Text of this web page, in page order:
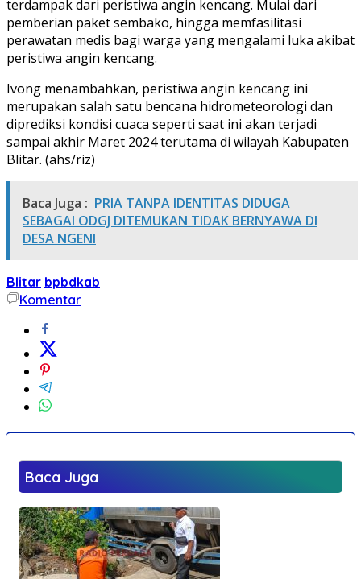
terdampak dari peristiwa angin kencang. Mulai dari
pemberian paket sembako, hingga memfasilitasi
perawatan medis bagi warga yang mengalami luka akibat
peristiwa angin kencang.
Ivong menambahkan, peristiwa angin kencang ini
merupakan salah satu bencana hidrometeorologi dan
diprediksi kondisi cuaca seperti saat ini akan terjadi
sampai akhir Maret 2024 terutama di wilayah Kabupaten
Blitar. (ahs/riz)
Baca Juga : PRIA TANPA IDENTITAS DIDUGA
SEBAGAI ODGJ DITEMUKAN TIDAK BERNYAWA DI
DESA NGENI
Blitar bpbdkab
Komentar
Baca Juga